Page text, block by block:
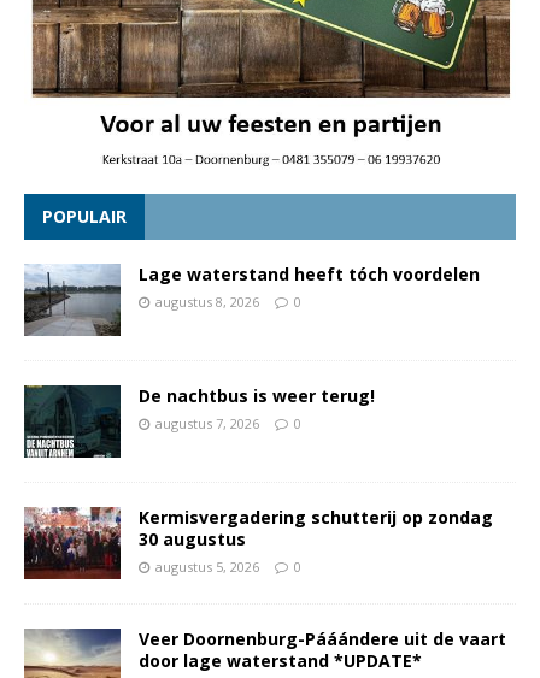
POPULAIR
Lage waterstand heeft tóch voordelen
augustus 8, 2026 0
De nachtbus is weer terug!
augustus 7, 2026 0
Kermisvergadering schutterij op zondag
30 augustus
augustus 5, 2026 0
Veer Doornenburg-Pááándere uit de vaart
door lage waterstand *UPDATE*